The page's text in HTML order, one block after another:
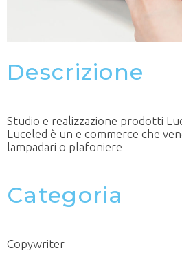
Descrizione
Studio e realizzazione prodotti
Luceled è un e commerce che
lampadari o plafoniere
Categoria
Copywriter